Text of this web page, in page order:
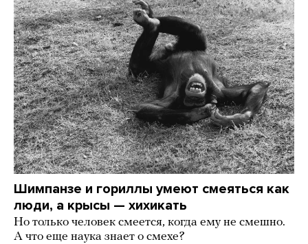
Шимпанзе и гориллы умеют смеяться как
люди, а крысы — хихикать
Но только человек смеется, когда ему не смешно.
А что еще наука знает о смехе?